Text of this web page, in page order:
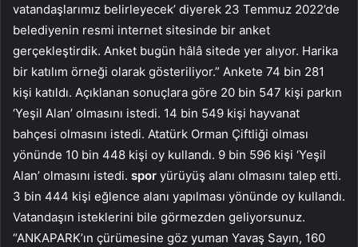
vatandaşlarımız belirleyecek’ diyerek 23 Temmuz 2022’de
belediyenin resmi internet sitesinde bir anket
gerçekleştirdik. Anket bugün hâlâ sitede yer alıyor. Harika
bir katılım örneği olarak gösteriliyor.” Ankete 74 bin 281
kişi katıldı. Açıklanan sonuçlara göre 20 bin 547 kişi parkın
‘Yeşil Alan’ olmasını istedi. 14 bin 549 kişi hayvanat
bahçesi olmasını istedi. Atatürk Orman Çiftliği olması
yönünde 10 bin 448 kişi oy kullandı. 9 bin 596 kişi ‘Yeşil
Alan’ olmasını istedi. spor yürüyüş alanı olmasını talep etti.
3 bin 444 kişi eğlence alanı yapılması yönünde oy kullandı.
Vatandaşın isteklerini bile görmezden geliyorsunuz.
“ANKAPARK’ın çürümesine göz yuman Yavaş Sayın, 160